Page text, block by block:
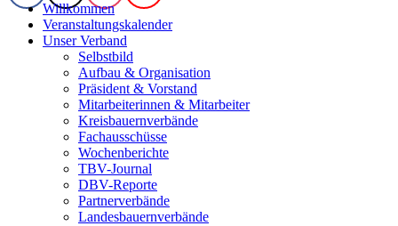
Willkommen
Veranstaltungskalender
Unser Verband
Selbstbild
Aufbau & Organisation
Präsident & Vorstand
Mitarbeiterinnen & Mitarbeiter
Kreisbauernverbände
Fachausschüsse
Wochenberichte
TBV-Journal
DBV-Reporte
Partnerverbände
Landesbauernverbände